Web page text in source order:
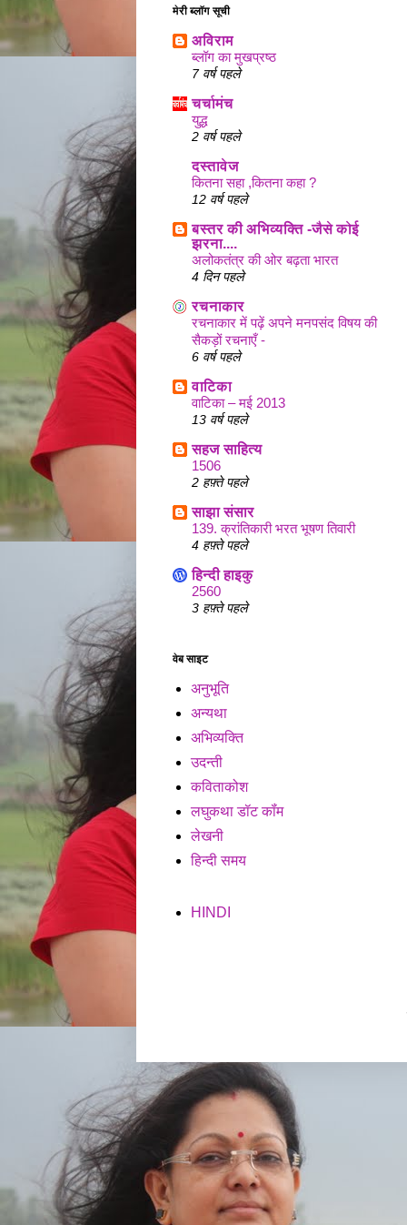
मेरी ब्लॉग सूची
अविराम
ब्लॉग का मुखप्रष्ठ
7 वर्ष पहले
चर्चामंच
युद्ध
2 वर्ष पहले
दस्तावेज
कितना सहा ,कितना कहा ?
12 वर्ष पहले
बस्तर की अभिव्यक्ति -जैसे कोई
झरना....
अलोकतंत्र की ओर बढ़ता भारत
4 दिन पहले
रचनाकार
रचनाकार में पढ़ें अपने मनपसंद विषय की
सैकड़ों रचनाएँ -
6 वर्ष पहले
वाटिका
वाटिका – मई 2013
13 वर्ष पहले
सहज साहित्य
1506
2 हफ़्ते पहले
साझा संसार
139. क्रांतिकारी भरत भूषण तिवारी
4 हफ़्ते पहले
हिन्दी हाइकु
2560
3 हफ़्ते पहले
वेब साइट
अनुभूति
अन्यथा
अभिव्यक्ति
उदन्ती
कविताकोश
लघुकथा डॉट कॉंम
लेखनी
हिन्दी समय
HINDI